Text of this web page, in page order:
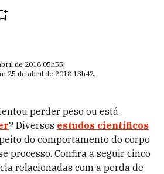
de 2018 05h55.
25 de abril de 2018 13h42.
perder peso ou está
? Diversos estudos científicos
do comportamento do corpo
processo. Confira a seguir cinco
relacionadas com a perda de